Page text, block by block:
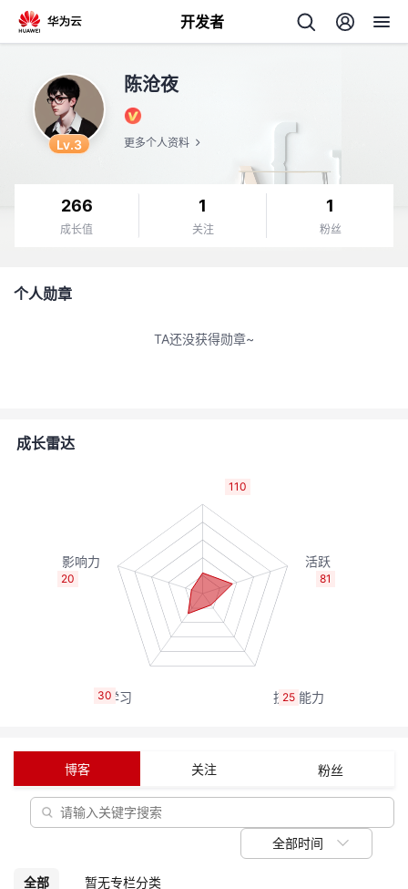
开发者
者
动
关
我
的
发
我
Programs
的
Lv.3
陈沧夜
更多个人资料
266
成长值
1
关注
1
粉丝
个人勋章
TA还没获得勋章~
成长雷达
110
81
25
30
20
博客 关注 粉丝
全部时间
全部 暂无专栏分类